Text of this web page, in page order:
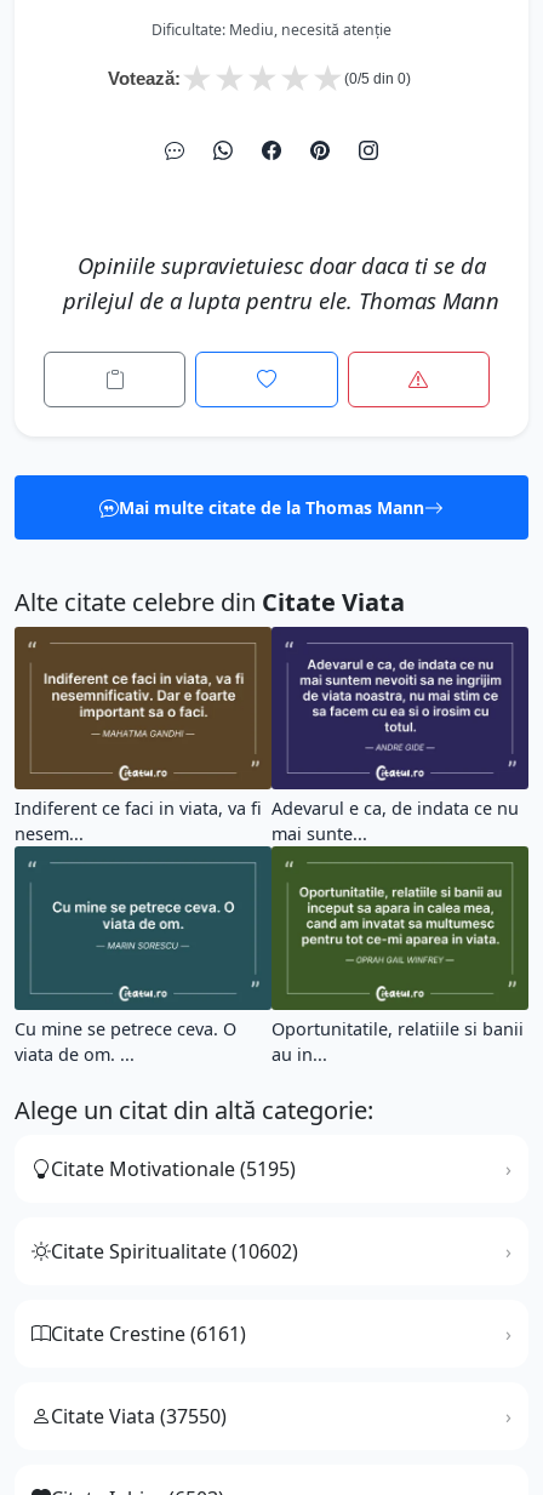
Dificultate: Mediu, necesită atenție
Votează: ★
★
★
★
★ (0/5 din 0)
Opiniile supravietuiesc doar daca ti se da
prilejul de a lupta pentru ele. Thomas Mann
Mai multe citate de la Thomas Mann
Alte citate celebre din Citate Viata
Indiferent ce faci in viata, va fi
nesem...
Adevarul e ca, de indata ce nu
mai sunte...
Cu mine se petrece ceva. O
viata de om. ...
Oportunitatile, relatiile si banii
au in...
Alege un citat din altă categorie:
Citate Motivationale (5195)
Citate Spiritualitate (10602)
Citate Crestine (6161)
Citate Viata (37550)